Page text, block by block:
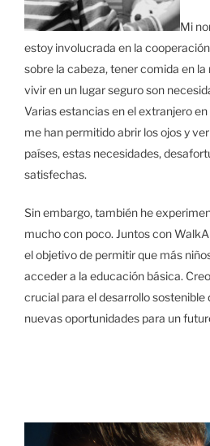
Mi
estoy involucrada en la
sobre la cabeza, tener comida en
vivir en un lugar seguro son
Varias estancias en el extranjero
me han permitido abrir los ojos y
países, estas necesidades,
satisfechas.
Sin embargo, también he
mucho con poco. Juntos con
el objetivo de permitir que más
acceder a la educación básica.
crucial para el desarrollo sostenible
nuevas oportunidades para un